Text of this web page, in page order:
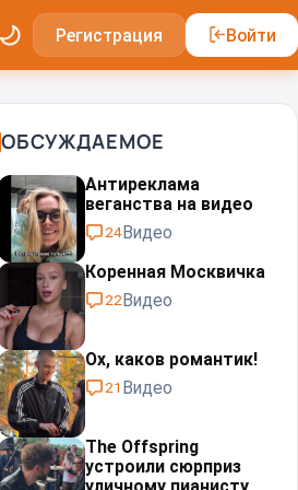
Регистрация Войти
ОБСУЖДАЕМОЕ
Антиреклама
веганства на видео
24Видео
Коренная Москвичка
22Видео
Ох, каков романтик!
21 Видео
The Offspring
устроили сюрприз